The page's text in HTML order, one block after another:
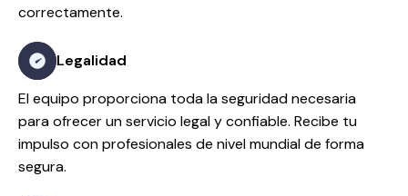
correctamente.
Legalidad
El equipo proporciona toda la seguridad necesaria
para ofrecer un servicio legal y confiable. Recibe tu
impulso con profesionales de nivel mundial de forma
segura.